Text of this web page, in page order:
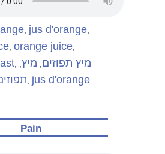
jus d'orange
, orange juice,
מיץ תפוזים מיץ
jus d'orange
Pain